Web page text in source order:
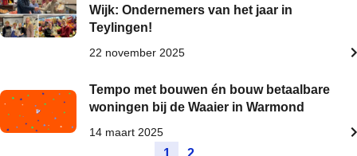
Wijk: Ondernemers van het jaar in
Teylingen!
22 november 2025
Tempo met bouwen én bouw betaalbare
woningen bij de Waaier in Warmond
14 maart 2025
Ga naar pagina
1 Ga naar pagina
2